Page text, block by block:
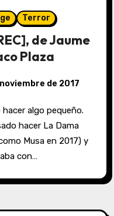
Terror
de Jaume
Plaza
de 2017
hacer La Dama
Musa en 2017) y
con…